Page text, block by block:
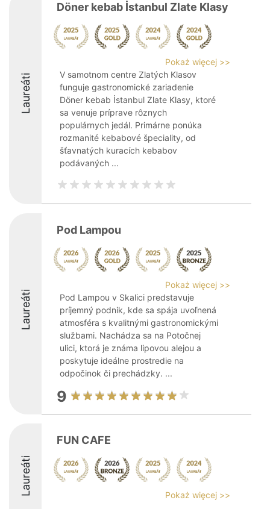
Laureáti
Döner kebab İstanbul Zlate Klasy
Pokaż więcej >>
V samotnom centre Zlatých Klasov
funguje gastronomické zariadenie
Döner kebab İstanbul Zlate Klasy, ktoré
sa venuje príprave rôznych
populárnych jedál. Primárne ponúka
rozmanité kebabové špeciality, od
šťavnatých kuracích kebabov
podávaných ...
Laureáti
Pod Lampou
Pokaż więcej >>
Pod Lampou v Skalici predstavuje
príjemný podnik, kde sa spája uvoľnená
atmosféra s kvalitnými gastronomickými
službami. Nachádza sa na Potočnej
ulici, ktorá je známa lipovou alejou a
poskytuje ideálne prostredie na
odpočinok či prechádzky. ...
9
Laureáti
FUN CAFE
Pokaż więcej >>